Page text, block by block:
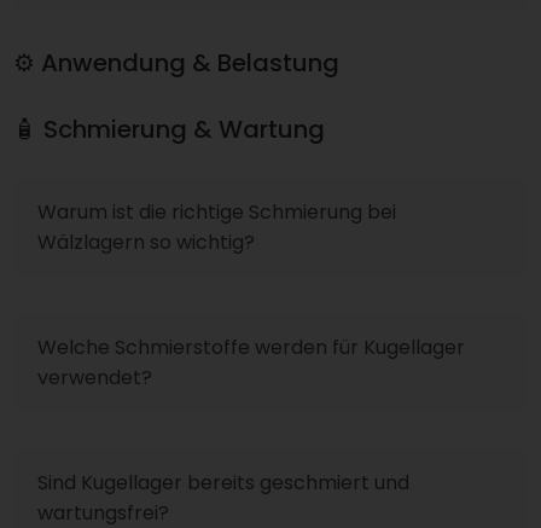
⚙️ Anwendung & Belastung
🧴 Schmierung & Wartung
Warum ist die richtige Schmierung bei
Wälzlagern so wichtig?
Welche Schmierstoffe werden für Kugellager
verwendet?
Sind Kugellager bereits geschmiert und
wartungsfrei?